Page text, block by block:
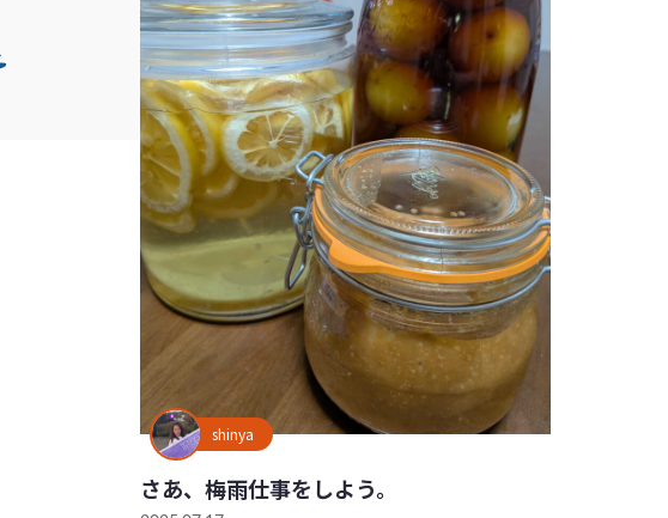
shinya
さあ、梅雨仕事をしよう。